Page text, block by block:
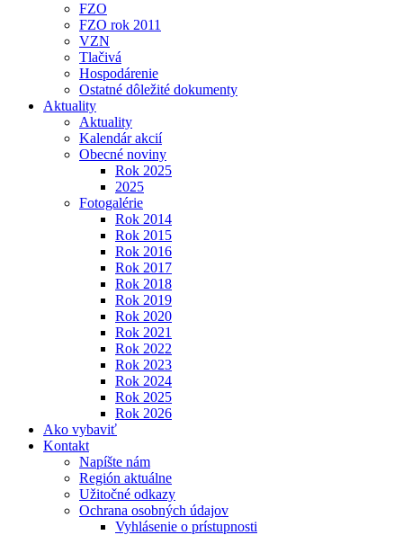
FZO
FZO rok 2011
VZN
Tlačivá
Hospodárenie
Ostatné dôležité dokumenty
Aktuality
Aktuality
Kalendár akcií
Obecné noviny
Rok 2025
2025
Fotogalérie
Rok 2014
Rok 2015
Rok 2016
Rok 2017
Rok 2018
Rok 2019
Rok 2020
Rok 2021
Rok 2022
Rok 2023
Rok 2024
Rok 2025
Rok 2026
Ako vybaviť
Kontakt
Napíšte nám
Región aktuálne
Užitočné odkazy
Ochrana osobných údajov
Vyhlásenie o prístupnosti